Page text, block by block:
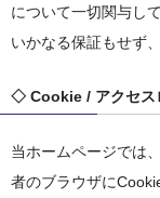
について一切関与し
いかなる保証もせず
◇ Cookie / アクセス
当ホームページでは
者のブラウザに